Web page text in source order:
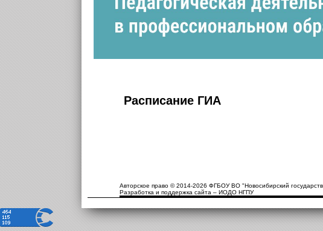
Расписание ГИА
Авторское право © 2014-2026 ФГБОУ ВО "Новосибирский
Разработка и поддержка сайта – ИОДО НГПУ